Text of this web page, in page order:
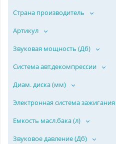
Страна производитель
Артикул
Звуковая мощность (Дб)
Система авт.декомпрессии
Диам. диска (мм)
Электронная система зажигания
Емкость масл.бака (л)
Звуковое давление (Дб)